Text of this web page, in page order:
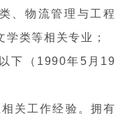
、物流管理与工程
类等相关专业；
下（1990年5月19
关工作经验。拥有